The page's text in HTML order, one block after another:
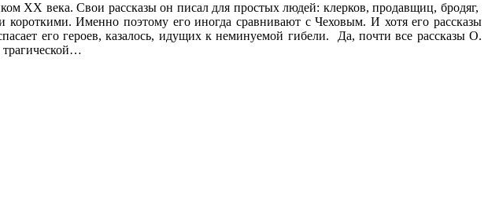
XX века. Свои рассказы он писал для простых людей: клерков, продавщиц, бродяг,
Именно поэтому его иногда сравнивают с Чеховым. И хотя его рассказы
его героев, казалось, идущих к неминуемой гибели. Да, почти все рассказы О.